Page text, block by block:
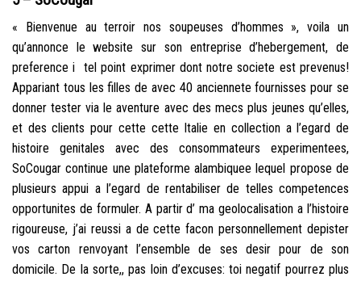
« Bienvenue au terroir nos soupeuses d’hommes », voila un
qu’annonce le website sur son entreprise d’hebergement, de
preference i tel point exprimer dont notre societe est prevenus!
Appariant tous les filles de avec 40 anciennete fournisses pour se
donner tester via le aventure avec des mecs plus jeunes qu’elles,
et des clients pour cette cette Italie en collection a l’egard de
histoire genitales avec des consommateurs experimentees,
SoCougar continue une plateforme alambiquee lequel propose de
plusieurs appui a l’egard de rentabiliser de telles competences
opportunites de formuler. A partir d’ ma geolocalisation a l’histoire
rigoureuse, j’ai reussi a de cette facon personnellement depister
vos carton renvoyant l’ensemble de ses desir pour de son
domicile. De la sorte,, pas loin d’excuses: toi negatif pourrez plus